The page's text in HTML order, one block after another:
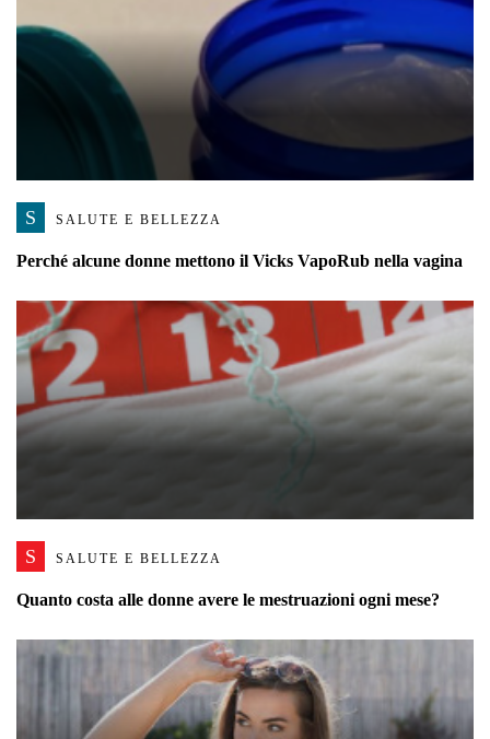
S SALUTE E BELLEZZA
Perché alcune donne mettono il Vicks VapoRub nella vagina
S SALUTE E BELLEZZA
Quanto costa alle donne avere le mestruazioni ogni mese?